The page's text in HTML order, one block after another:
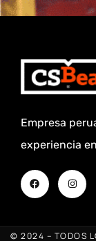
Empresa
experiencia
© 2024 – TODOS